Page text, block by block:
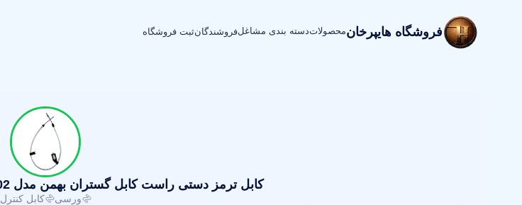
فروشگاه هایپرخانمحصولاتدسته بندی مشاغلفروشندگانثبت فروشگاه
کابل ترمز دستی راست کابل گستران بهمن مدل 14042502 مناسب برای هایما s7
ورسی کابل کنترل